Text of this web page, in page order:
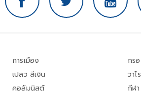
การเมือง
เปลว สีเงิน
คอลัมนิสต์
กร
วาไ
กีฬา